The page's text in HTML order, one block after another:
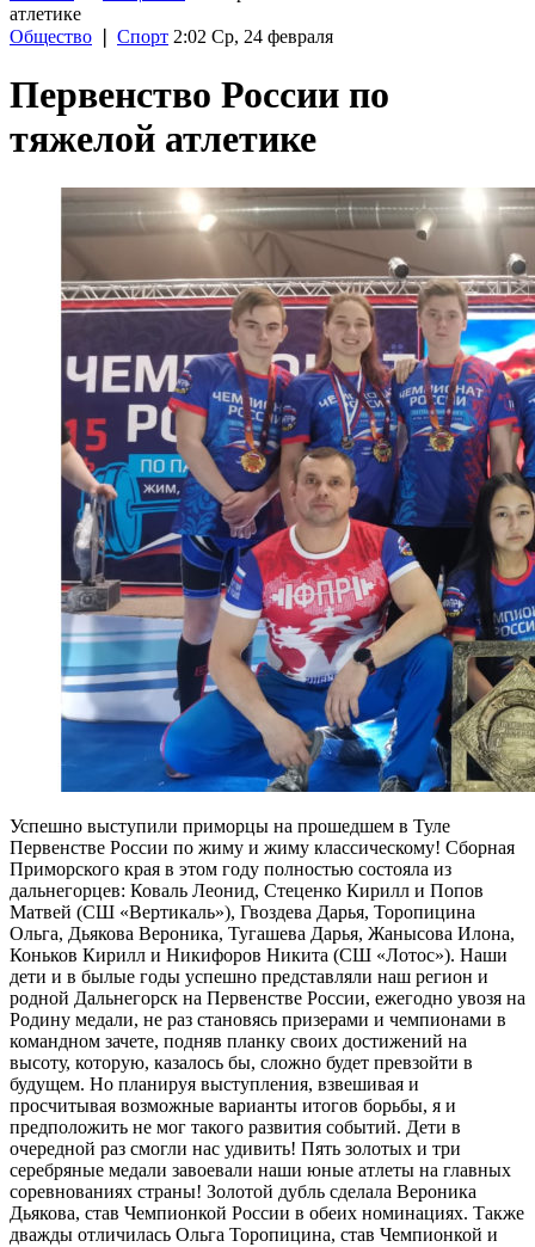
атлетике
Общество
Спорт 2:02 Ср, 24 февраля
Первенство России по
тяжелой атлетике
Успешно выступили приморцы на прошедшем в Туле
Первенстве России по жиму и жиму классическому! Сборная
Приморского края в этом году полностью состояла из
дальнегорцев: Коваль Леонид, Стеценко Кирилл и Попов
Матвей (СШ «Вертикаль»), Гвоздева Дарья, Торопицина
Ольга, Дьякова Вероника, Тугашева Дарья, Жанысова Илона,
Коньков Кирилл и Никифоров Никита (СШ «Лотос»). Наши
дети и в былые годы успешно представляли наш регион и
родной Дальнегорск на Первенстве России, ежегодно увозя на
Родину медали, не раз становясь призерами и чемпионами в
командном зачете, подняв планку своих достижений на
высоту, которую, казалось бы, сложно будет превзойти в
будущем. Но планируя выступления, взвешивая и
просчитывая возможные варианты итогов борьбы, я и
предположить не мог такого развития событий. Дети в
очередной раз смогли нас удивить! Пять золотых и три
серебряные медали завоевали наши юные атлеты на главных
соревнованиях страны! Золотой дубль сделала Вероника
Дьякова, став Чемпионкой России в обеих номинациях. Также
дважды отличилась Ольга Торопицина, став Чемпионкой и